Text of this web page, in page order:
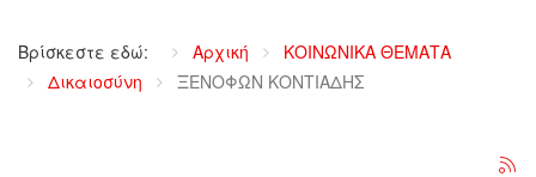
Βρίσκεστε εδώ: Αρχική
ΚΟΙΝΩΝΙΚΑ ΘΕΜΑΤΑ
Δικαιοσύνη
ΞΕΝΟΦΩΝ ΚΟΝΤΙΑΔΗΣ